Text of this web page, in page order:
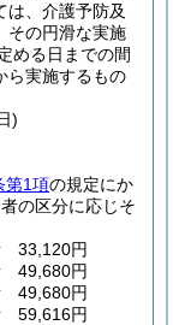
は、介護予防及
その円滑な実施
める日までの間
ら実施するもの
)
第1項の規定にか
の区分に応じそ
33,120円
49,680円
49,680円
59,616円